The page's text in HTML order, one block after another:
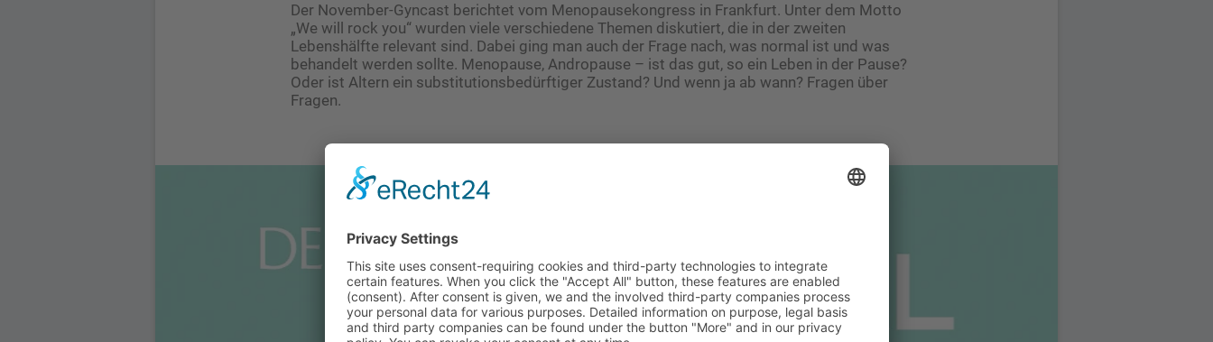
Der November-Gyncast berichtet vom Menopausekongress in Frankfurt. Unter dem Motto
„We will rock you“ wurden viele verschiedene Themen diskutiert, die in der zweiten
Lebenshälfte relevant sind. Dabei ging man auch der Frage nach, was normal ist und was
behandelt werden sollte. Menopause, Andropause – ist das gut, so ein Leben in der Pause?
Oder ist Altern ein substitutionsbedürftiger Zustand? Und wenn ja ab wann? Fragen über
Fragen.